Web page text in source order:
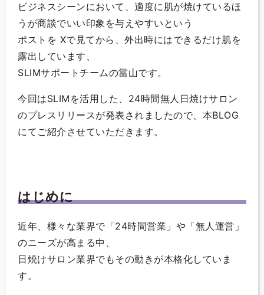
お問合せ
ビジネスシーンにおいて、適度に肌が焼けているほ
うが商談でいい印象を与えやすいという
ポストを Xで見てから、外出時にはできるだけ肌を
露出しています、
SLIMサポートチームの當山です。
今回はSLIMを活用した、24時間無人日焼けサロン
のプレスリリースが発表されましたので、本BLOG
にてご紹介させていただきます。
はじめに
近年、様々な業界で「24時間営業」や「無人運営」
のニーズが高まる中、
日焼けサロン業界でもその動きが本格化していま
す。